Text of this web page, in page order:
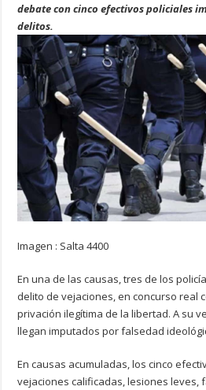
debate con cinco efectivos policiales
delitos.
Imagen : Salta 4400
En una de las causas, tres de los
delito de vejaciones, en concurso real
privación ilegítima de la libertad. A su
llegan imputados por falsedad
En causas acumuladas, los cinco
vejaciones calificadas, lesiones leves,